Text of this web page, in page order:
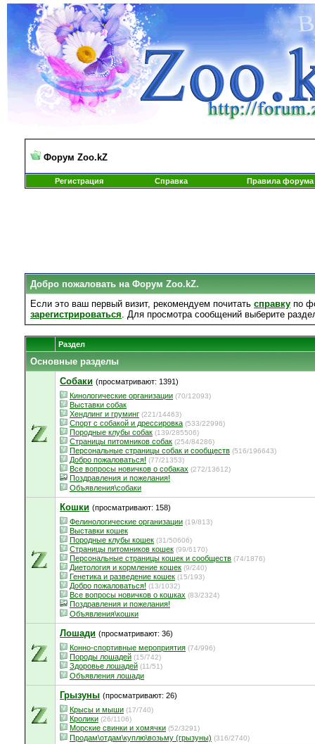
Форум Zoo.kZ
Регистрация Справка Правила форума
Добро пожаловать на Форум Zoo.kZ.
Если это ваш первый визит, рекомендуем почитать справку по
зарегистрироваться. Для просмотра сообщений выберите
Раздел
Основные разделы
Собаки (просматривают: 1391)
Кинологические организации (70/12093)
Выставки собак
Хендлинг и груминг (221/14463)
Спорт с собакой и дрессировка (533/22996)
Породные клубы собак (139/285506)
Страницы питомников собак (254/84286)
Персональные страницы собак и сообществ (516/196643)
Добро пожаловаться! (77/21353)
Все вопросы новичков о собаках (272/13612)
Поздравления и пожелания!
Объявления\собаки
Кошки (просматривают: 158)
Фелинологические организации (19/813)
Выставки кошек
Породные клубы кошек (31/50606)
Страницы питомников кошек (99/6170)
Персональные страницы кошек и сообществ (74/1876)
Диетология и кормление кошек (9/240)
Генетика и разведение кошек (15/193)
Добро пожаловаться! (13/1032)
Все вопросы новичков о кошках (83/2324)
Поздравления и пожелания!
Объявления\кошки
Лошади (просматривают: 36)
Конно-спортивные мероприятия (74/996)
Породы лошадей (15/742)
Здоровье лошадей (11/51)
Объявления лошади
Грызуны (просматривают: 26)
Крысы и мыши (17/740)
Кролики (26/1106)
Морские свинки и хомячки (52/3291)
Продам\отдам\куплю\возьму (грызуны) (316/2740)